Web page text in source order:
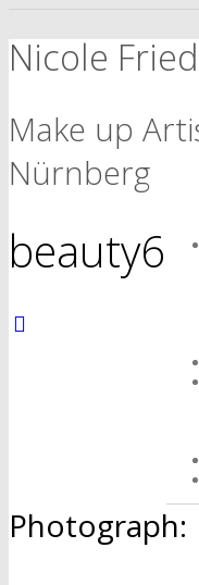
Nicole
Make up
Nürnberg
beauty6
Photograph: